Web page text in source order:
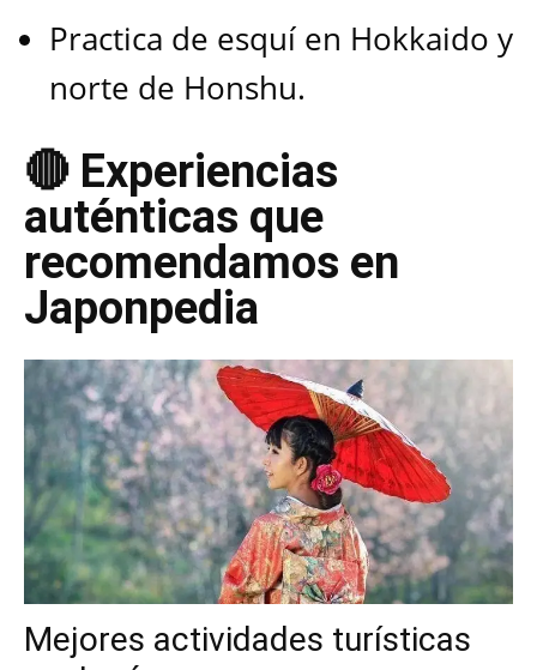
Practica de esquí en Hokkaido y
norte de Honshu.
🔴 Experiencias
auténticas que
recomendamos en
Japonpedia
Mejores actividades turísticas